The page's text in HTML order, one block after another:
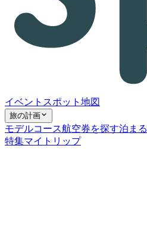
イベント スポット 地図
旅の計画
モデルコース航空券を探す泊まる
特集マイトリップ